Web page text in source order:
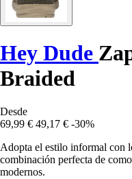
Hey Dude
Braided
Desde
69,99 € 49,17 € -30%
Adopta el estilo informal con
combinación perfecta de
modernos.